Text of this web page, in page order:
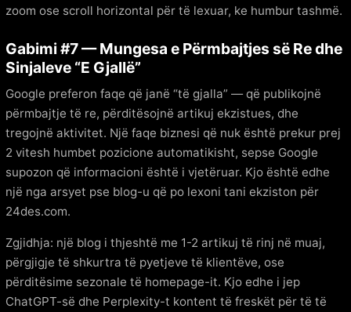
zoom ose scroll horizontal për të lexuar, ke humbur tashmë.
Gabimi #7 — Mungesa e Përmbajtjes së Re dhe
Sinjaleve “E Gjallë”
Google preferon faqe që janë “të gjalla” — që publikojnë
përmbajtje të re, përditësojnë artikuj ekzistues, dhe
tregojnë aktivitet. Një faqe biznesi që nuk është prekur prej
2 vitesh humbet pozicione automatikisht, sepse Google
supozon që informacioni është i vjetëruar. Kjo është edhe
një nga arsyet pse blog-u që po lexoni tani ekziston për
24des.com.
Zgjidhja: një blog i thjeshtë me 1-2 artikuj të rinj në muaj,
përgjigje të shkurtra të pyetjeve të klientëve, ose
përditësime sezonale të homepage-it. Kjo edhe i jep
ChatGPT-së dhe Perplexity-t kontent të freskët për të të